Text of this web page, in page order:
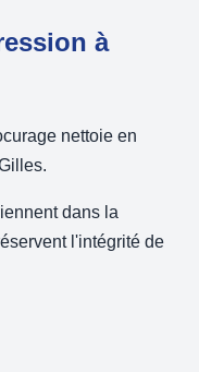
à
nettoie en
dans la
l'intégrité de